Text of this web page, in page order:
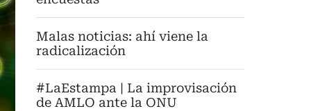
Malas noticias: ahí viene la
radicalización
#LaEstampa | La improvisación
de AMLO ante la ONU